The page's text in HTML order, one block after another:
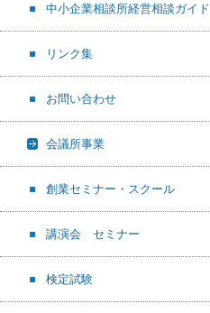
中小企業相談所経営相談ガイド
リンク集
お問い合わせ
会議所事業
創業セミナー・スクール
講演会 セミナー
検定試験